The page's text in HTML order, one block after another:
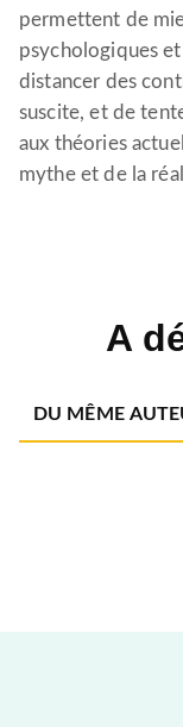
permettent de
psychologiques
distancer des
suscite, et de
aux théories
mythe et de la
A
DU MÊME